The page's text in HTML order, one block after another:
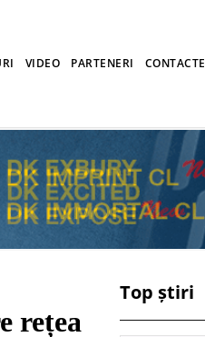
VIDEO PARTENERI CONTACTE
rețea
Top știri